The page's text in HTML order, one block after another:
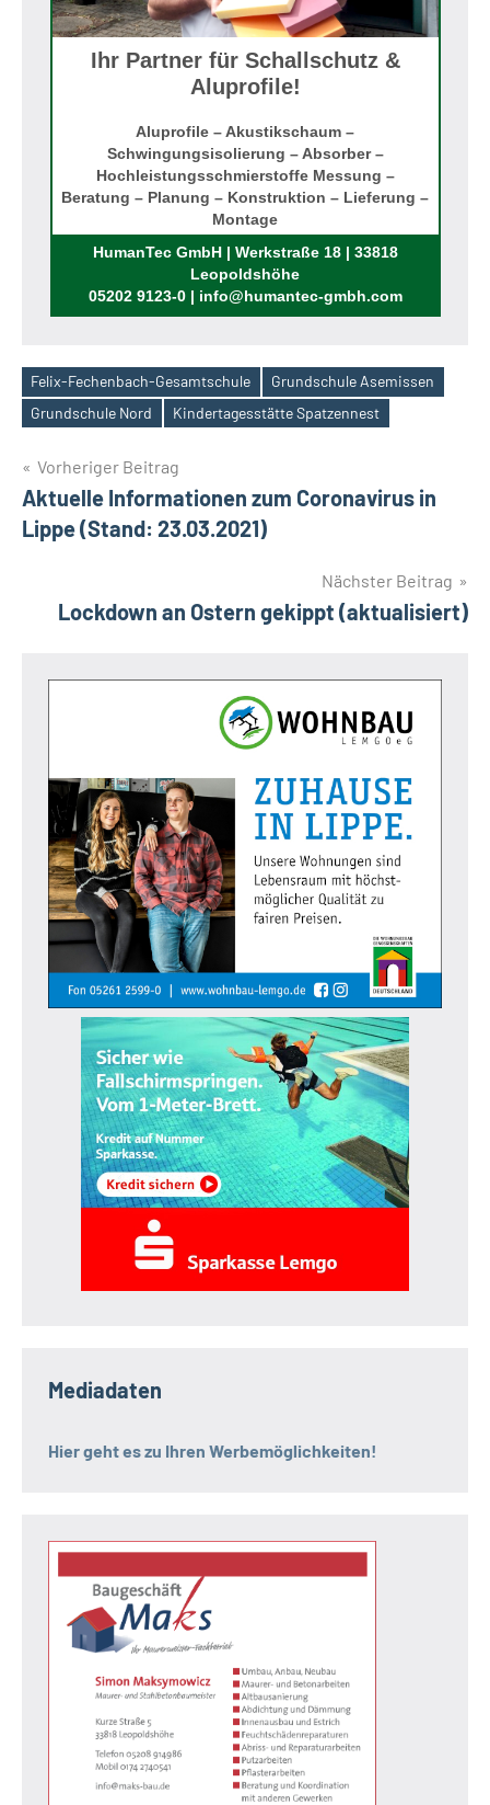
Ihr Partner für Schallschutz &
Aluprofile!
Aluprofile – Akustikschaum –
Schwingungsisolierung – Absorber –
Hochleistungsschmierstoffe Messung –
Beratung – Planung – Konstruktion – Lieferung –
Montage
Rufen Sie uns an!
HumanTec GmbH | Werkstraße 18 | 33818
Leopoldshöhe
05202 9123-0 | info@humantec-gmbh.com
Schlagwörter
Felix-Fechenbach-Gesamtschule
Grundschule Asemissen
Grundschule Nord
Kindertagesstätte Spatzennest
Beitragsnavigation
Vorheriger Beitrag
Aktuelle Informationen zum Coronavirus in
Lippe (Stand: 23.03.2021)
Nächster Beitrag
Lockdown an Ostern gekippt (aktualisiert)
Mediadaten
Hier geht es zu Ihren Werbemöglichkeiten!